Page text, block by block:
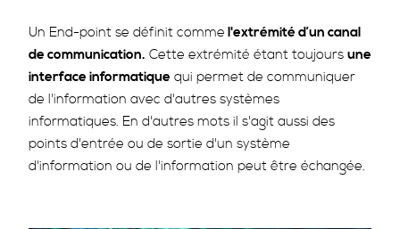
Un End-point se définit comme l'extrémité d’un canal
de communication. Cette extrémité étant toujours une
interface informatique qui permet de communiquer
de l'information avec d'autres systèmes
informatiques. En d'autres mots il s'agit aussi des
points d'entrée ou de sortie d'un système
d'information ou de l'information peut être échangée.